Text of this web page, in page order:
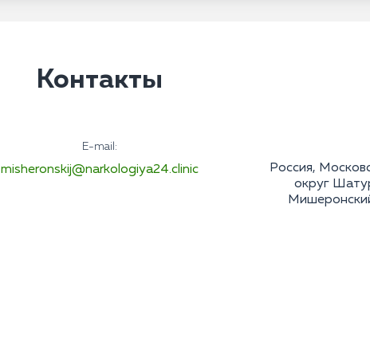
Контакты
E-mail:
misheronskij@narkologiya24.clinic
Россия,
округ